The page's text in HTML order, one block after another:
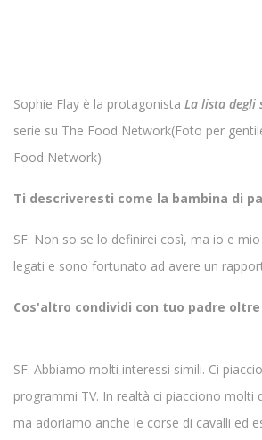
Sophie Flay è la protagonista La lista degli
serie su The Food Network(Foto per
Food Network)
Ti descriveresti come la bambina di
SF: Non so se lo definirei così, ma io e
legati e sono fortunato ad avere un
Cos'altro condividi con tuo padre oltre
SF: Abbiamo molti interessi simili. Ci
programmi TV. In realtà ci piacciono molti
ma adoriamo anche le corse di cavalli ed